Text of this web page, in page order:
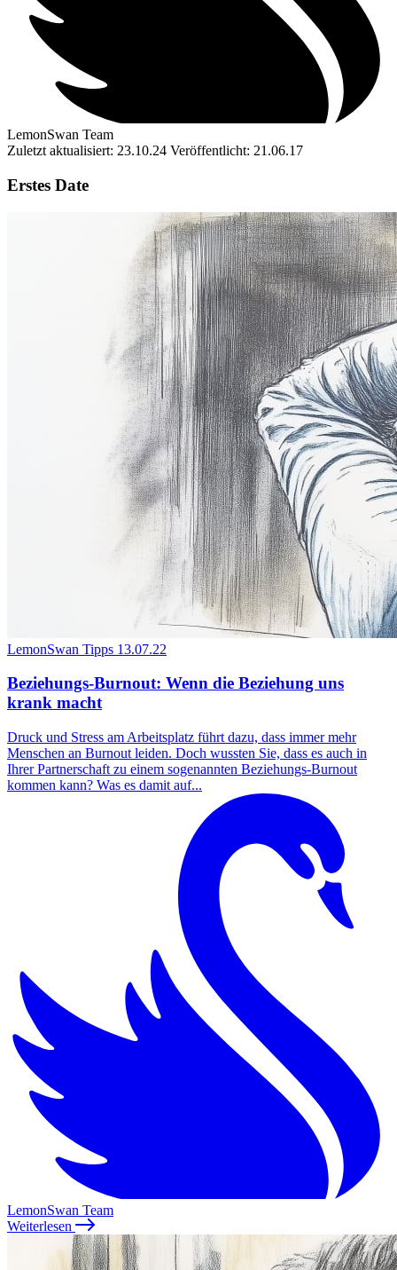
LemonSwan Team
Zuletzt aktualisiert: 23.10.24 Veröffentlicht: 21.06.17
Erstes Date
LemonSwan Tipps 13.07.22
Beziehungs-Burnout: Wenn die Beziehung uns
krank macht
Druck und Stress am Arbeitsplatz führt dazu, dass immer mehr
Menschen an Burnout leiden. Doch wussten Sie, dass es auch in
Ihrer Partnerschaft zu einem sogenannten Beziehungs-Burnout
kommen kann? Was es damit auf...
LemonSwan Team
Weiterlesen